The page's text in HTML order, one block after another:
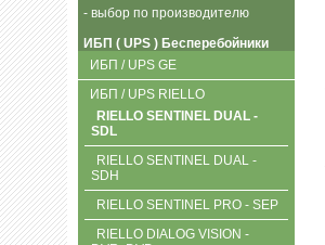
- выбор по производителю
ИБП ( UPS ) Бесперебойники
ИБП / UPS GE
ИБП / UPS RIELLO
RIELLO SENTINEL DUAL -
SDL
RIELLO SENTINEL DUAL -
SDH
RIELLO SENTINEL PRO - SEP
RIELLO DIALOG VISION -